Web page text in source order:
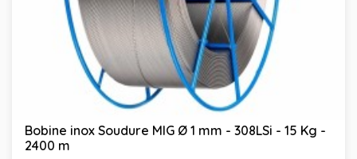
Bobine inox Soudure MIG Ø 1 mm - 308LSi - 15 Kg -
2400 m